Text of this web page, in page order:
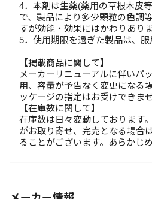
4．本剤は生薬(薬用の草根木皮
で、製品により多少顆粒の色調
すが効能・効果にはかわりありま
5．使用期限を過ぎた製品は、服
【掲載商品に関して】
メーカーリニューアルに伴いパ
用、容量が予告なく変更になる
ッケージの指定はお受けできませ
【在庫数に関して】
在庫数は日々変動しております
がお取り寄せ、完売となる場合
ることがございます。あらかじ